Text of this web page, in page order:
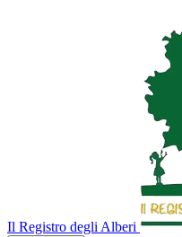
Il Registro degli Alberi